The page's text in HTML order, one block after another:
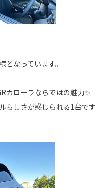
なっています。
カローラならではの魅力✨
らしさが感じられる1台です